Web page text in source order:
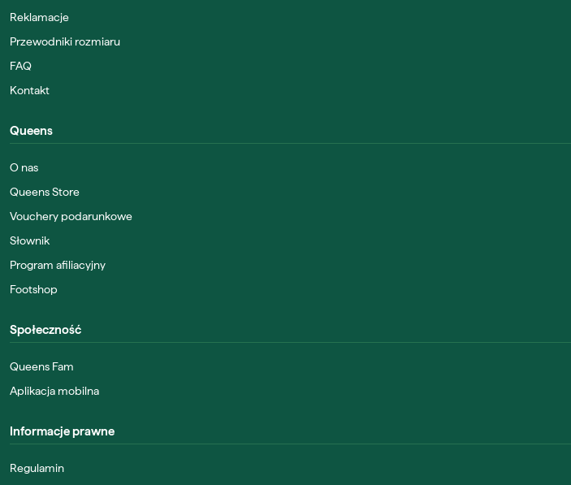
Reklamacje
Przewodniki rozmiaru
FAQ
Kontakt
Queens
O nas
Queens Store
Vouchery podarunkowe
Słownik
Program afiliacyjny
Footshop
Społeczność
Queens Fam
Aplikacja mobilna
Informacje prawne
Regulamin